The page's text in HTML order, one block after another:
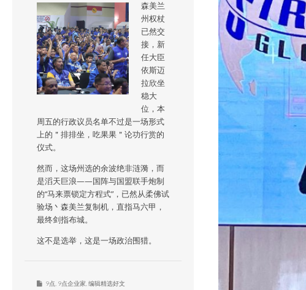
森美兰
州权杖
已然交
接，新
任大臣
依斯迈
拉欣坐
稳大
位，本
周五的行政议员名单不过是一场形式
上的＂排排坐，吃果果＂论功行赏的
仪式。
然而，这场州选的余波绝非涟漪，而
是滔天巨浪——国阵与国盟联手炮制
的“马来票锁定方程式”，已然从柔佛试
验场丶森美兰复制机，直指马六甲，
最终剑指布城。
这不是选举，这是一场政治围猎。
9点 9点企业家 编辑精选好文